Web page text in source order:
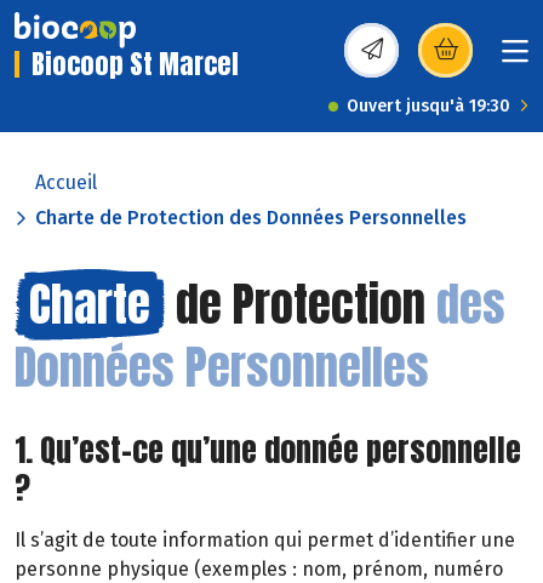
Biocoop St Marcel (s’ouvre dans une
Ouvert jusqu'à 19:30
Accueil
Charte de Protection des Données Personnelles
Charte de Protectiondes
Données Personnelles
1. Qu’est-ce qu’une donnée personnelle
?
Il s’agit de toute information qui permet d’identifier une
personne physique (exemples : nom, prénom, numéro